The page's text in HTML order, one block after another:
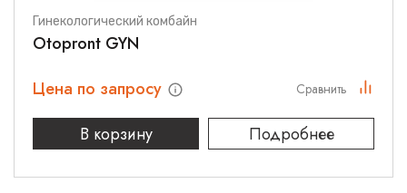
Гинекологический комбайн
Otopront GYN
Цена по запросу
В корзину
Подробнее
Сравнить